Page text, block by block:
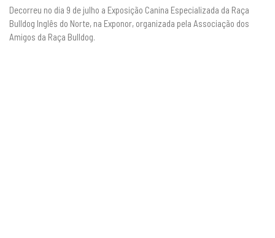
Decorreu no dia 9 de julho a Exposição Canina Especializada da Raça
Bulldog Inglês do Norte, na Exponor, organizada pela Associação dos
Amigos da Raça Bulldog.